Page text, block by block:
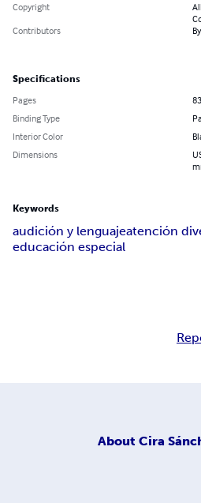
Copyright
Contributors
Specifications
Pages
83
Binding Type
Interior Color
Dimensions
Keywords
audición y lenguajeatención
educación especial
About Cira